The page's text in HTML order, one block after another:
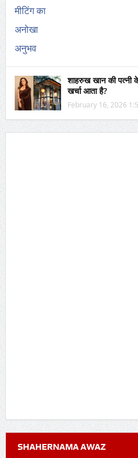
शाहरुख खान की पत्नी के
खर्चा आता है?
February 16, 2026
SHAHERNAMA AWAZ